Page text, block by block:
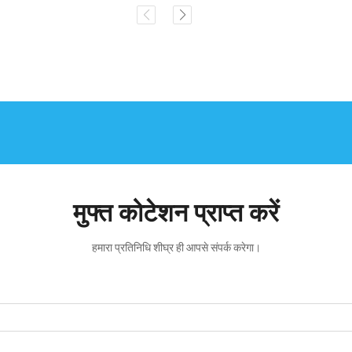
मुफ्त कोटेशन प्राप्त करें
हमारा प्रतिनिधि शीघ्र ही आपसे संपर्क करेगा।